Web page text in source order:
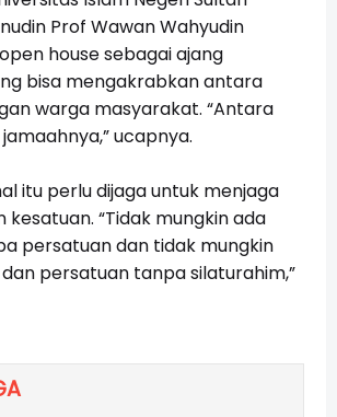
Prof Wawan Wahyudin
house sebagai ajang
bisa mengakrabkan antara
warga masyarakat. “Antara
ucapnya.
itu perlu dijaga untuk menjaga
kesatuan. “Tidak mungkin ada
persatuan dan tidak mungkin
persatuan tanpa silaturahim,”